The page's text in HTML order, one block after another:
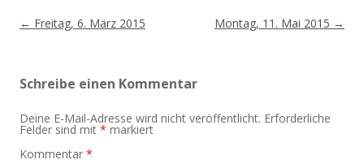
Beitragsnavigation
← Freitag, 6. März 2015 Montag, 11. Mai 2015 →
Schreibe einen Kommentar
Deine E-Mail-Adresse wird nicht veröffentlicht. Erforderliche
Felder sind mit * markiert
Kommentar *